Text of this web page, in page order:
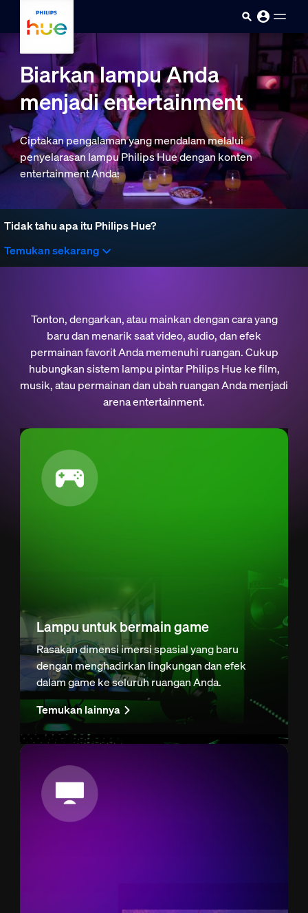
Biarkan lampu Anda
menjadi entertainment
Ciptakan pengalaman yang mendalam melalui
penyelarasan lampu Philips Hue dengan konten
entertainment Anda.
Tidak tahu apa itu Philips Hue?
Temukan sekarang
Tonton, dengarkan, atau mainkan dengan cara yang
baru dan menarik saat video, audio, dan efek
permainan favorit Anda memenuhi ruangan. Cukup
hubungkan sistem lampu pintar Philips Hue ke film,
musik, atau permainan dan ubah ruangan Anda menjadi
arena entertainment.
Lampu untuk bermain game
Rasakan dimensi imersi spasial yang baru
dengan menghadirkan lingkungan dan efek
dalam game ke seluruh ruangan Anda.
Temukan lainnya